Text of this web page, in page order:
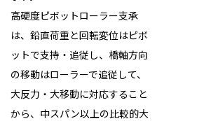
高硬度ピボットローラー支承
は、鉛直荷重と回転変位はピボ
ットで支持・追従し、橋軸方向
の移動はローラーで追従して、
大反力・大移動に対応すること
から、中スパン以上の比較的大